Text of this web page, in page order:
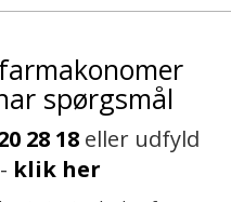
spørgsmål
28 18eller udfyld
klik her